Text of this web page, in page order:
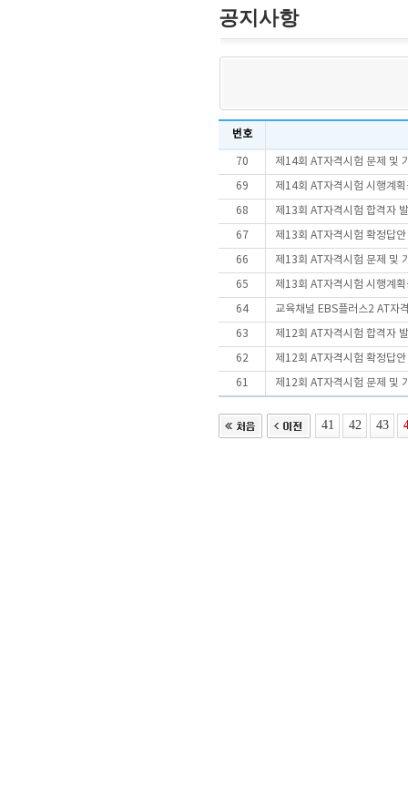
공지사항
번호
70 제14회 AT자격시험 문제 및
69 제14회 AT자격시험 시행계
68 제13회 AT자격시험 합격자
67 제13회 AT자격시험 확정답
66 제13회 AT자격시험 문제 및
65 제13회 AT자격시험 시행계
64 교육채널 EBS플러스2 AT자
63 제12회 AT자격시험 합격자
62 제12회 AT자격시험 확정답
61 제12회 AT자격시험 문제 및
41 42 43